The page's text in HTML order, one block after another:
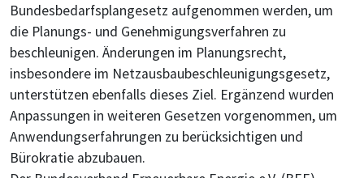
Bundesbedarfsplangesetz aufgenommen werden, um
die Planungs- und Genehmigungsverfahren zu
beschleunigen. Änderungen im Planungsrecht,
insbesondere im Netzausbaubeschleunigungsgesetz,
unterstützen ebenfalls dieses Ziel. Ergänzend wurden
Anpassungen in weiteren Gesetzen vorgenommen, um
Anwendungserfahrungen zu berücksichtigen und
Bürokratie abzubauen.